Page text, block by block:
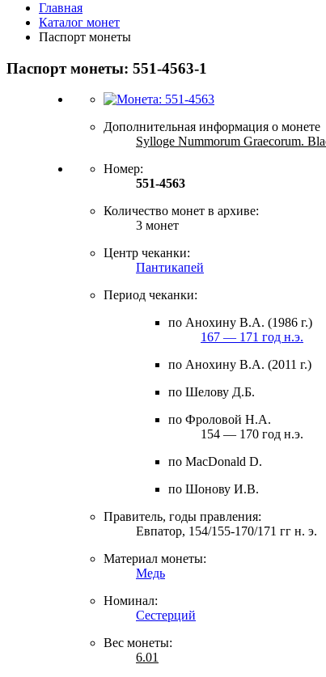
Главная
Каталог монет
Паспорт монеты
Паспорт монеты: 551-4563-1
Дополнительная информация о монете
Sylloge Nummorum Graecorum.
Номер:
551-4563
Количество монет в архиве:
3 монет
Центр чеканки:
Пантикапей
Период чеканки:
по Анохину В.А. (1986 г.)
167 — 171 год н.э.
по Анохину В.А. (2011 г.)
по Шелову Д.Б.
по Фроловой Н.А.
154 — 170 год н.э.
по MacDonald D.
по Шонову И.В.
Правитель, годы правления:
Евпатор, 154/155-170/171 гг н. э.
Материал монеты:
Медь
Номинал:
Сестерций
Вес монеты:
6.01